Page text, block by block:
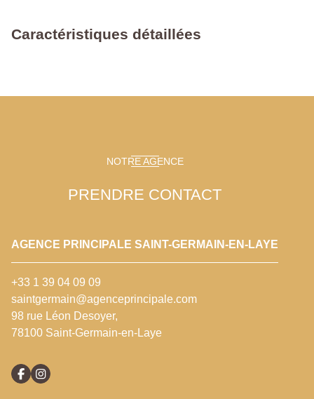
Caractéristiques détaillées
NOTRE AGENCE
PRENDRE CONTACT
AGENCE PRINCIPALE SAINT-GERMAIN-EN-LAYE
+33 1 39 04 09 09
saintgermain@agenceprincipale.com
98 rue Léon Desoyer,
78100 Saint-Germain-en-Laye